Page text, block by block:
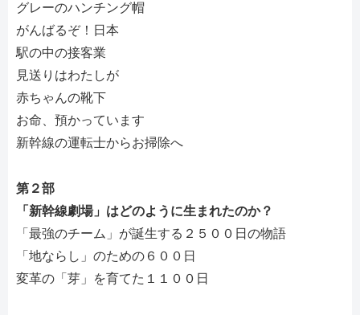
グレーのハンチング帽
がんばるぞ！日本
駅の中の接客業
見送りはわたしが
赤ちゃんの靴下
お命、預かっています
新幹線の運転士からお掃除へ
第２部
「新幹線劇場」はどのように生まれたのか？
「最強のチーム」が誕生する２５００日の物語
「地ならし」のための６００日
変革の「芽」を育てた１１００日